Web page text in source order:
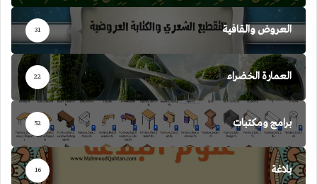
العروض والقافية 31
العمارة الخضراء 22
برامج ومكتبات 52
بلاغة 16